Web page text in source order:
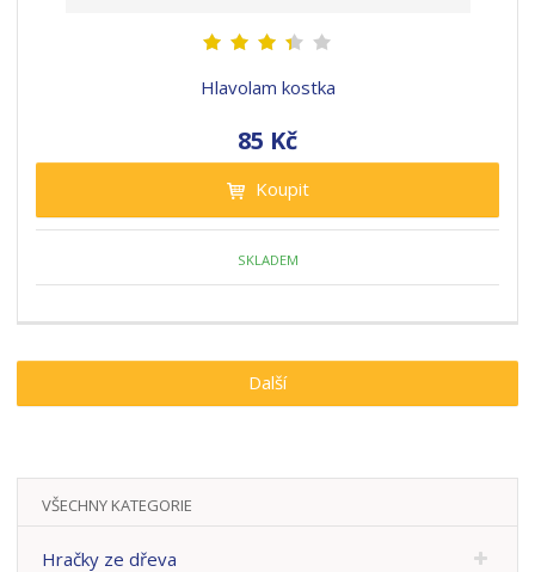
Hlavolam kostka
85 Kč
Koupit
SKLADEM
Další
VŠECHNY KATEGORIE
Hračky ze dřeva